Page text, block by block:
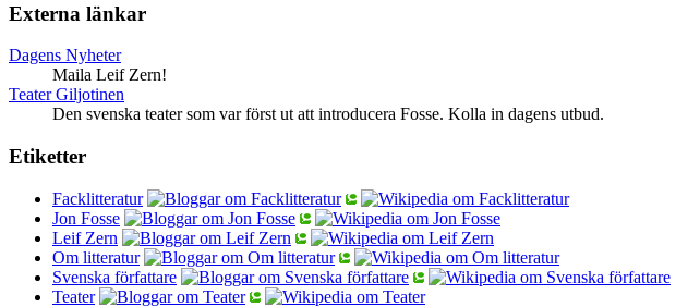
Externa länkar
Dagens Nyheter
Maila Leif Zern!
Teater Giljotinen
Den svenska teater som var först ut att introducera Fosse. Kolla in dagens utbud.
Etiketter
Facklitteratur
Jon Fosse
Leif Zern
Om litteratur
Svenska författare
Teater